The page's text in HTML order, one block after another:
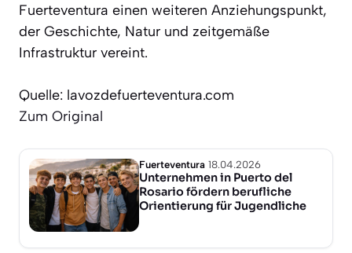
Fuerteventura einen weiteren Anziehungspunkt,
der Geschichte, Natur und zeitgemäße
Infrastruktur vereint.
Quelle: lavozdefuerteventura.com
Zum Original
Fuerteventura 18.04.2026
Unternehmen in Puerto del
Rosario fördern berufliche
Orientierung für Jugendliche